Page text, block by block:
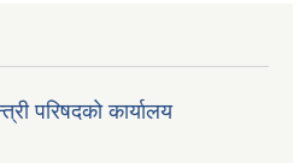
परिषदको कार्यालय